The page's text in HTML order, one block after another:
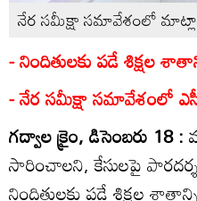
నేర సమీక్షా సమావేశంలో
- నిందితులకు పడే శిక్షల
- నేర సమీక్షా సమావేశంలో
గద్వాల క్రైం, డిసెంబరు 18 :
సారించాలని, కేసులపై
నిందితులకు పడే శిక్షల